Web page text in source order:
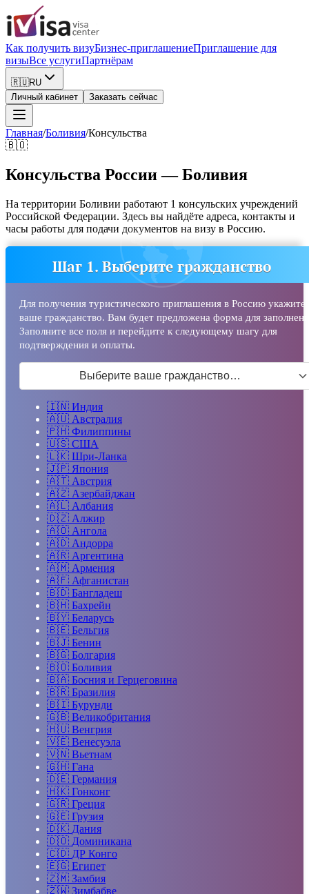
Как получить визуБизнес-приглашениеПриглашение для
визыВсе услугиПартнёрам
🇷🇺RU
Личный кабинет
Заказать сейчас
Главная/Боливия/Консульства
🇧🇴
Консульства России — Боливия
На территории Боливии работают 1 консульских учреждений
Российской Федерации. Здесь вы найдёте адреса, контакты и
часы работы для подачи документов на визу в Россию.
Шаг 1. Выберите гражданство
Для получения туристического приглашения в Россию укажите
ваше гражданство. Вам будет предложена форма для
Заполните все поля и перейдите к следующему шагу для
подтверждения и оплаты.
Выберите ваше гражданство…
🇮🇳 Индия
🇦🇺 Австралия
🇵🇭 Филиппины
🇺🇸 США
🇱🇰 Шри-Ланка
🇯🇵 Япония
🇦🇹 Австрия
🇦🇿 Азербайджан
🇦🇱 Албания
🇩🇿 Алжир
🇦🇴 Ангола
🇦🇩 Андорра
🇦🇷 Аргентина
🇦🇲 Армения
🇦🇫 Афганистан
🇧🇩 Бангладеш
🇧🇭 Бахрейн
🇧🇾 Беларусь
🇧🇪 Бельгия
🇧🇯 Бенин
🇧🇬 Болгария
🇧🇴 Боливия
🇧🇦 Босния и Герцеговина
🇧🇷 Бразилия
🇧🇮 Бурунди
🇬🇧 Великобритания
🇭🇺 Венгрия
🇻🇪 Венесуэла
🇻🇳 Вьетнам
🇬🇭 Гана
🇩🇪 Германия
🇭🇰 Гонконг
🇬🇷 Греция
🇬🇪 Грузия
🇩🇰 Дания
🇩🇴 Доминикана
🇨🇩 ДР Конго
🇪🇬 Египет
🇿🇲 Замбия
🇿🇼 Зимбабве